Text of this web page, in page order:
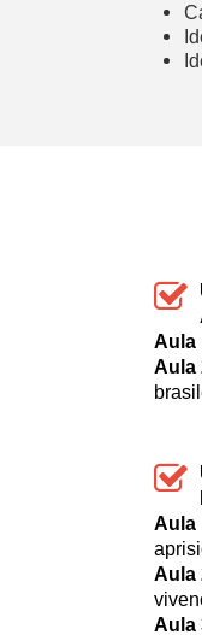
Aula
Aula
Aula
Aula
Aula